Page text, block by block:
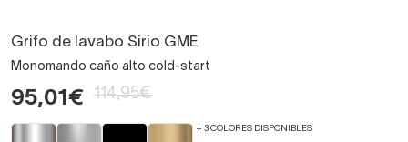
Grifo de lavabo Sirio GME
Monomando caño alto cold-start
95,01€ 114,95€
+ 3 COLORES DISPONIBLES